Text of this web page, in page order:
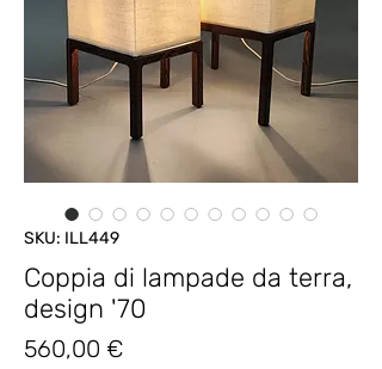
SKU: ILL449
Coppia di lampade da terra,
design '70
560,00 €